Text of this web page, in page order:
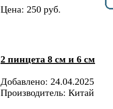
Цена: 250 руб.
2 пинцета 8 см и 6 см
Добавлено: 24.04.2025
Производитель: Китай